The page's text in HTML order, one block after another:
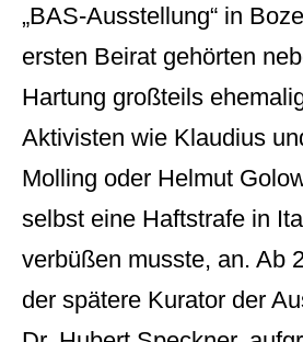
„BAS-Ausstellung“ in
ersten Beirat gehörten
Hartung großteils
Aktivisten wie Klaudius
Molling oder Helmut
selbst eine Haftstrafe in
verbüßen musste, an. Ab
der spätere Kurator der